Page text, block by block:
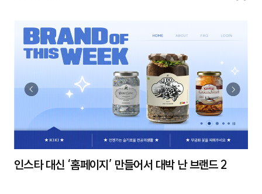
인스타 대신 ‘홈페이지’ 만들어서 대박 난 브랜드 2